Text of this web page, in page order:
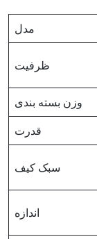
مدل
ظرفیت
وزن بسته بندی
قدرت
سبک کیف
اندازه